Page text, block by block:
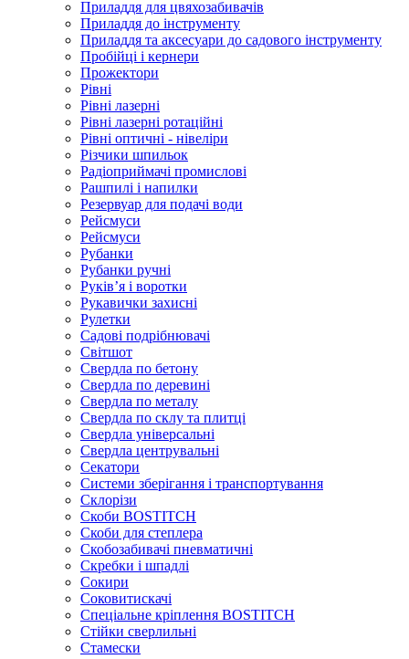
Приладдя для цвяхозабивачів
Приладдя до інструменту
Приладдя та аксесуари до садового інструменту
Пробійці і кернери
Прожектори
Рівні
Рівні лазерні
Рівні лазерні ротаційні
Рівні оптичні - нівеліри
Різчики шпильок
Радіоприймачі промислові
Рашпилі і напилки
Резервуар для подачі води
Рейсмуси
Рейсмуси
Рубанки
Рубанки ручні
Руківʼя і воротки
Рукавички захисні
Рулетки
Садові подрібнювачі
Світшот
Свердла по бетону
Свердла по деревині
Свердла по металу
Свердла по склу та плитці
Свердла універсальні
Свердла центрувальні
Секатори
Системи зберігання і транспортування
Склорізи
Скоби BOSTITCH
Скоби для степлера
Скобозабивачі пневматичні
Скребки і шпадлі
Сокири
Соковитискачі
Спеціальне кріплення BOSTITCH
Стійки сверлильні
Стамески